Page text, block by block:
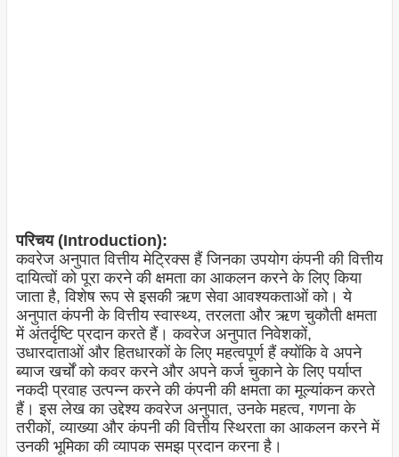
परिचय (Introduction):
कवरेज अनुपात वित्तीय मेट्रिक्स हैं जिनका उपयोग कंपनी की वित्तीय
दायित्वों को पूरा करने की क्षमता का आकलन करने के लिए किया
जाता है, विशेष रूप से इसकी ऋण सेवा आवश्यकताओं को। ये
अनुपात कंपनी के वित्तीय स्वास्थ्य, तरलता और ऋण चुकौती क्षमता
में अंतर्दृष्टि प्रदान करते हैं। कवरेज अनुपात निवेशकों,
उधारदाताओं और हितधारकों के लिए महत्वपूर्ण हैं क्योंकि वे अपने
ब्याज खर्चों को कवर करने और अपने कर्ज चुकाने के लिए पर्याप्त
नकदी प्रवाह उत्पन्न करने की कंपनी की क्षमता का मूल्यांकन करते
हैं। इस लेख का उद्देश्य कवरेज अनुपात, उनके महत्व, गणना के
तरीकों, व्याख्या और कंपनी की वित्तीय स्थिरता का आकलन करने में
उनकी भूमिका की व्यापक समझ प्रदान करना है।